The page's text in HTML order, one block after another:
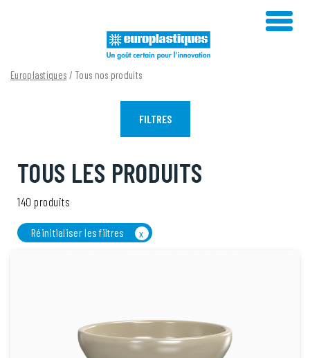
Europlastiques / Tous nos produits
FILTRES
TOUS LES PRODUITS
140 produits
Réinitialiser les filtres